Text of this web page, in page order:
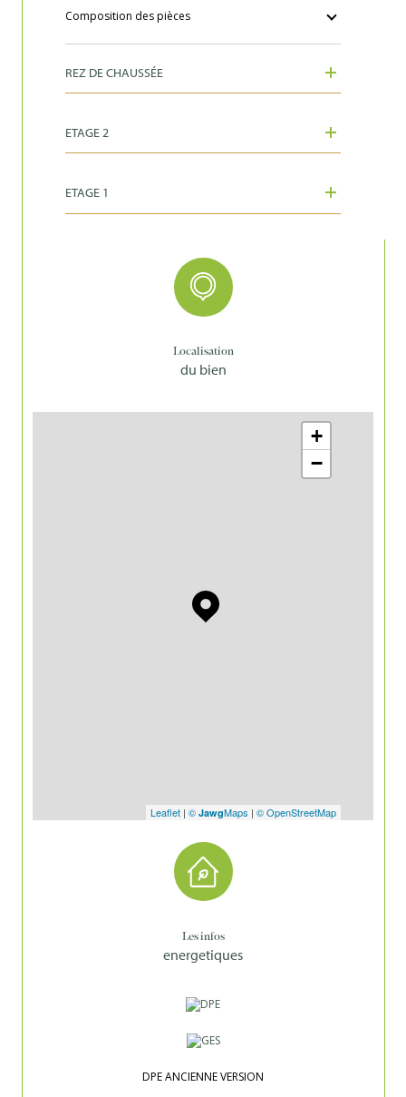
Composition des pièces
REZ DE CHAUSSÉE
ETAGE 2
ETAGE 1
Les infos
energetiques
DPE ANCIENNE VERSION
Localisation
du bien
+
−
Leaflet | © JawgMaps | © OpenStreetMap